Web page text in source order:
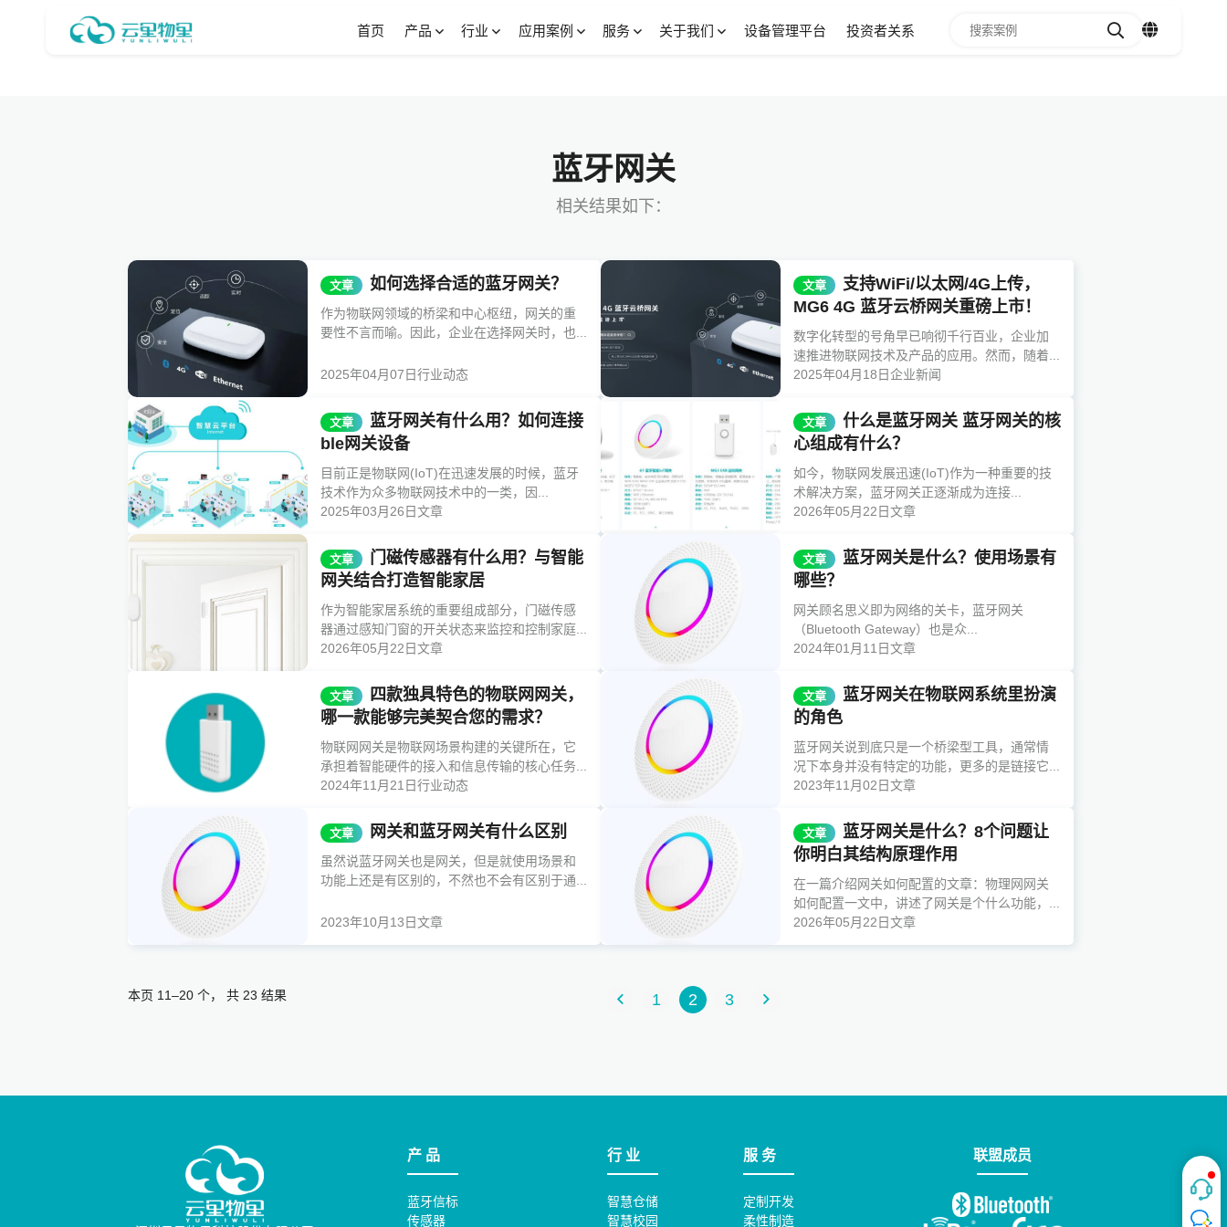
首页 产品
1
行业 应用案例 服务 关于我们 设备管理平台 投资者关系
蓝牙网关
相关结果如下：
文章 如何选择合适的蓝牙网关？
作为物联网领域的桥梁和中心枢纽，网关的重
要性不言而喻。因此，企业在选择网关时，也...
2025年04月07日行业动态
文章
支持WiFi/以太网/4G上传，
MG6 4G 蓝牙云桥网关重磅上市！
数字化转型的号角早已响彻千行百业，企业加
速推进物联网技术及产品的应用。然而，随着...
2025年04月18日企业新闻
文章
蓝牙网关有什么用？如何连接
ble网关设备
目前正是物联网(IoT)在迅速发展的时候，蓝牙
技术作为众多物联网技术中的一类，因...
2025年03月26日文章
文章
什么是蓝牙网关 蓝牙网关的核
心组成有什么？
如今，物联网发展迅速(IoT)作为一种重要的技
术解决方案，蓝牙网关正逐渐成为连接...
2026年05月22日文章
文章
门磁传感器有什么用？与智能
网关结合打造智能家居
作为智能家居系统的重要组成部分，门磁传感
器通过感知门窗的开关状态来监控和控制家庭...
2026年05月22日文章
文章
蓝牙网关是什么？使用场景有
哪些？
网关顾名思义即为网络的关卡，蓝牙网关
（Bluetooth Gateway）也是众...
2024年01月11日文章
文章
四款独具特色的物联网网关，
哪一款能够完美契合您的需求？
物联网网关是物联网场景构建的关键所在，它
承担着智能硬件的接入和信息传输的核心任务...
2024年11月21日行业动态
文章
蓝牙网关在物联网系统里扮演
的角色
蓝牙网关说到底只是一个桥梁型工具，通常情
况下本身并没有特定的功能，更多的是链接它...
2023年11月02日文章
文章 网关和蓝牙网关有什么区别
虽然说蓝牙网关也是网关，但是就使用场景和
功能上还是有区别的，不然也不会有区别于通...
2023年10月13日文章
文章
蓝牙网关是什么？8个问题让
你明白其结构原理作用
在一篇介绍网关如何配置的文章：物理网网关
如何配置一文中，讲述了网关是个什么功能，...
2026年05月22日文章
本页 11–20 个， 共 23 结果 1 2 3
产 品
蓝牙信标
传感器
行 业
智慧仓储
智慧校园
服 务
定制开发
柔性制造
联盟成员